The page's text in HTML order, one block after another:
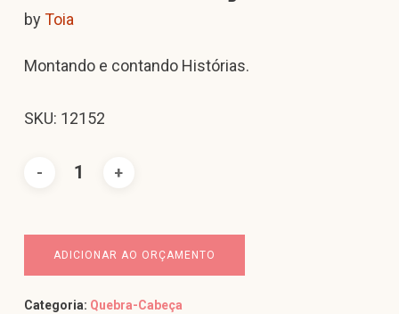
byToia
Montando e contando Histórias.
SKU: 12152
ADICIONAR AO ORÇAMENTO
Categoria: Quebra-Cabeça